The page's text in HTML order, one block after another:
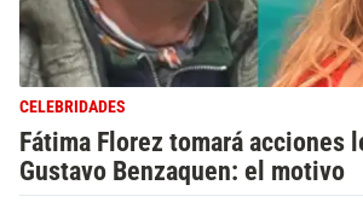
CELEBRIDADES
Fátima Florez tomará acciones
Gustavo Benzaquen: el motivo